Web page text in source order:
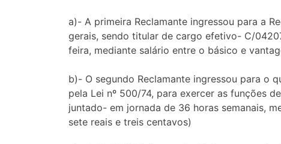
a)- A primeira Reclamante ingressou para a
gerais, sendo titular de cargo efetivo- C/
feira, mediante salário entre o básico e
b)- O segundo Reclamante ingressou para o
pela Lei nº 500/74, para exercer as funções
juntado- em jornada de 36 horas semanais,
sete reais e treis centavos)